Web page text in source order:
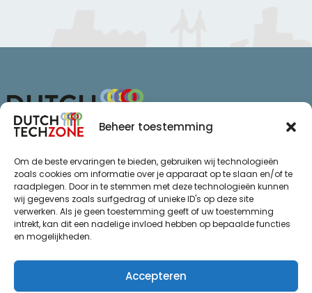
Beheer toestemming
Om de beste ervaringen te bieden, gebruiken wij technologieën
zoals cookies om informatie over je apparaat op te slaan en/of te
raadplegen. Door in te stemmen met deze technologieën kunnen
wij gegevens zoals surfgedrag of unieke ID's op deze site
verwerken. Als je geen toestemming geeft of uw toestemming
intrekt, kan dit een nadelige invloed hebben op bepaalde functies
en mogelijkheden.
Accepteren
7811 KL Emmen
+31 (0)85 065 72 47
info@dutchtechzone.nl
Ga naar
De regio
Over ons
Thema’s
.
Algemene voorwaarden